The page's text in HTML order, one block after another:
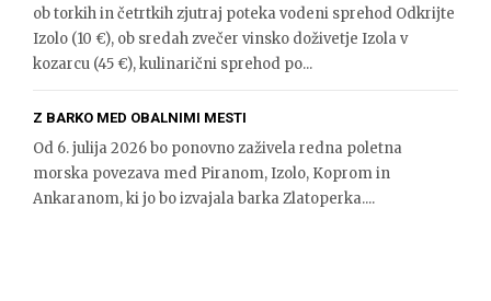
ob torkih in četrtkih zjutraj poteka vodeni sprehod Odkrijte
Izolo (10 €), ob sredah zvečer vinsko doživetje Izola v
kozarcu (45 €), kulinarični sprehod po...
Z BARKO MED OBALNIMI MESTI
Od 6. julija 2026 bo ponovno zaživela redna poletna
morska povezava med Piranom, Izolo, Koprom in
Ankaranom, ki jo bo izvajala barka Zlatoperka....